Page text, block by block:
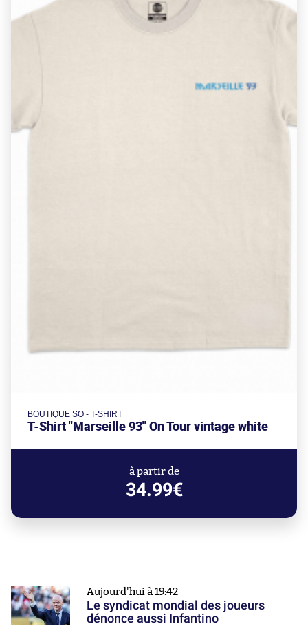
BOUTIQUE SO - T-SHIRT
T-Shirt "Marseille 93" On Tour vintage white
à partir de
34.99€
Aujourd'hui à 19:42
Le syndicat mondial des joueurs
dénonce aussi Infantino